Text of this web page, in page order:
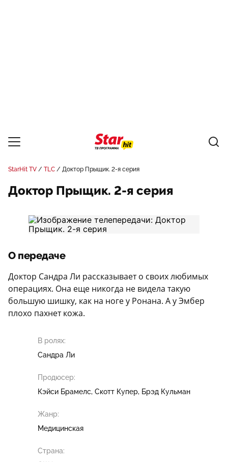
StarHit TV TLC Доктор Прыщик. 2-я серия
Доктор Прыщик. 2-я серия
О передаче
Доктор Сандра Ли рассказывает о своих любимых
операциях. Она еще никогда не видела такую
большую шишку, как на ноге у Ронана. А у Эмбер
плохо пахнет кожа.
В ролях:
Сандра Ли
Продюсер:
Кэйси Брамелс Скотт Купер Брэд Кульман
Жанр:
Медицинская
Страна: